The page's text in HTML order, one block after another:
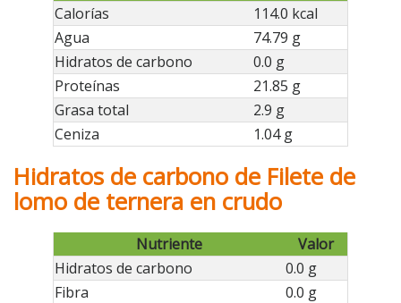
Calorías
114.0 kcal
Agua
74.79 g
Hidratos de carbono
0.0 g
Proteínas
21.85 g
Grasa total
2.9 g
Ceniza
1.04 g
Hidratos de carbono de Filete de
lomo de ternera en crudo
Nutriente
Valor
Hidratos de carbono
0.0 g
Fibra
0.0 g